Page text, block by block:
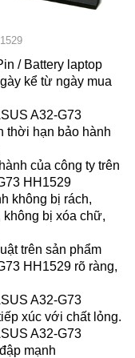
/ Battery laptop
kể từ ngày mua
A32-G73
thời hạn bảo hành
của công ty trên
HH1529
không bị rách,
không bị xóa chữ,
trên sản phẩm
HH1529 rõ ràng,
A32-G73
xúc với chất lỏng.
A32-G73
mạnh